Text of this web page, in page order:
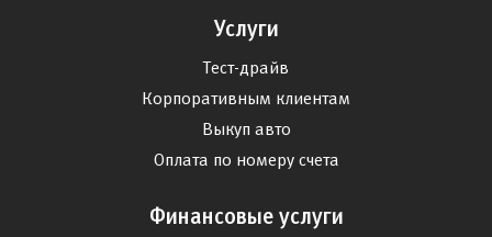
Услуги
Тест-драйв
Корпоративным клиентам
Выкуп авто
Оплата по номеру счета
Финансовые услуги